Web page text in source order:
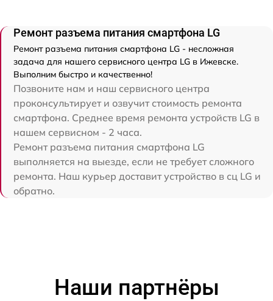
Ремонт разъема питания смартфона LG
Ремонт разъема питания смартфона LG - несложная
задача для нашего сервисного центра LG в Ижевске.
Выполним быстро и качественно!
Позвоните нам и наш сервисного центра
проконсультирует и озвучит стоимость ремонта
смартфона. Среднее время ремонта устройств LG в
нашем сервисном - 2 часа.
Ремонт разъема питания смартфона LG
выполняется на выезде, если не требует сложного
ремонта. Наш курьер доставит устройство в сц LG и
обратно.
Наши партнёры